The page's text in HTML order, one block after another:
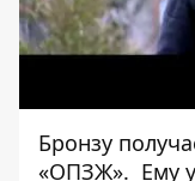
Бронзу
«ОПЗЖ». Ему